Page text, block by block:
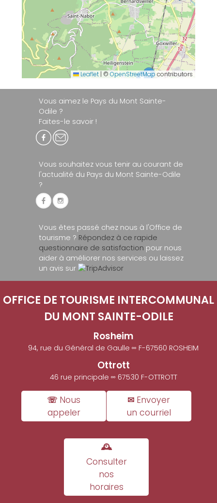
Leaflet | ©OpenStreetMap contributors
Vous aimez le Pays du Mont Sainte-
Odile ?
Faites-le savoir !
Vous souhaitez vous tenir au courant de
l'actualité du Pays du Mont Sainte-Odile
?
Vous êtes passé chez nous à l'Office de
tourisme ? Répondez à ce rapide
questionnaire de satisfaction pour nous
aider à améliorer nos services ou laissez
un avis sur
OFFICE DE TOURISME INTERCOMMUNAL
DU MONT SAINTE-ODILE
Rosheim
94, rue du Général de Gaulle ∞ F-67560 ROSHEIM
Ottrott
46 rue principale ∞ 67530 F-OTTROTT
☏ Nous
appeler
✉ Envoyer
un courriel
🕰
Consulter
nos
horaires